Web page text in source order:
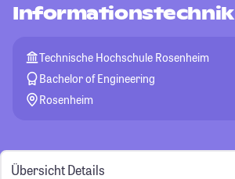
Informationstechnik
Technische Hochschule Rosenheim
Bachelor of Engineering
Rosenheim
Übersicht Details